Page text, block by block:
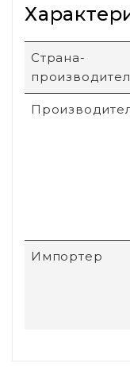
Страна-
Импортер